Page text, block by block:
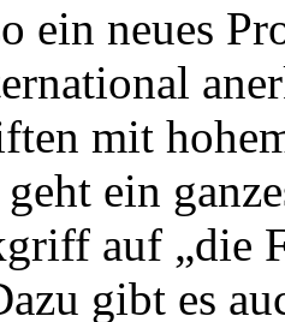
ein neues
mit
ein
auf „die
gibt es